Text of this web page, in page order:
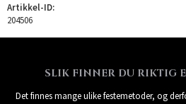
Artikkel-ID:
204506
SLIK FINNER DU RIKTIG
Det finnes mange ulike festemetoder, og